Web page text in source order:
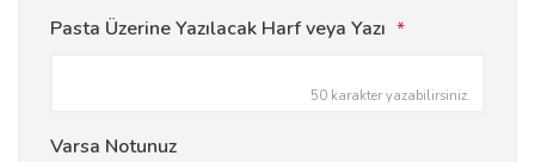
Pasta Üzerine Yazılacak Harf veya Yazı *
50 karakter yazabilirsiniz.
Varsa Notunuz